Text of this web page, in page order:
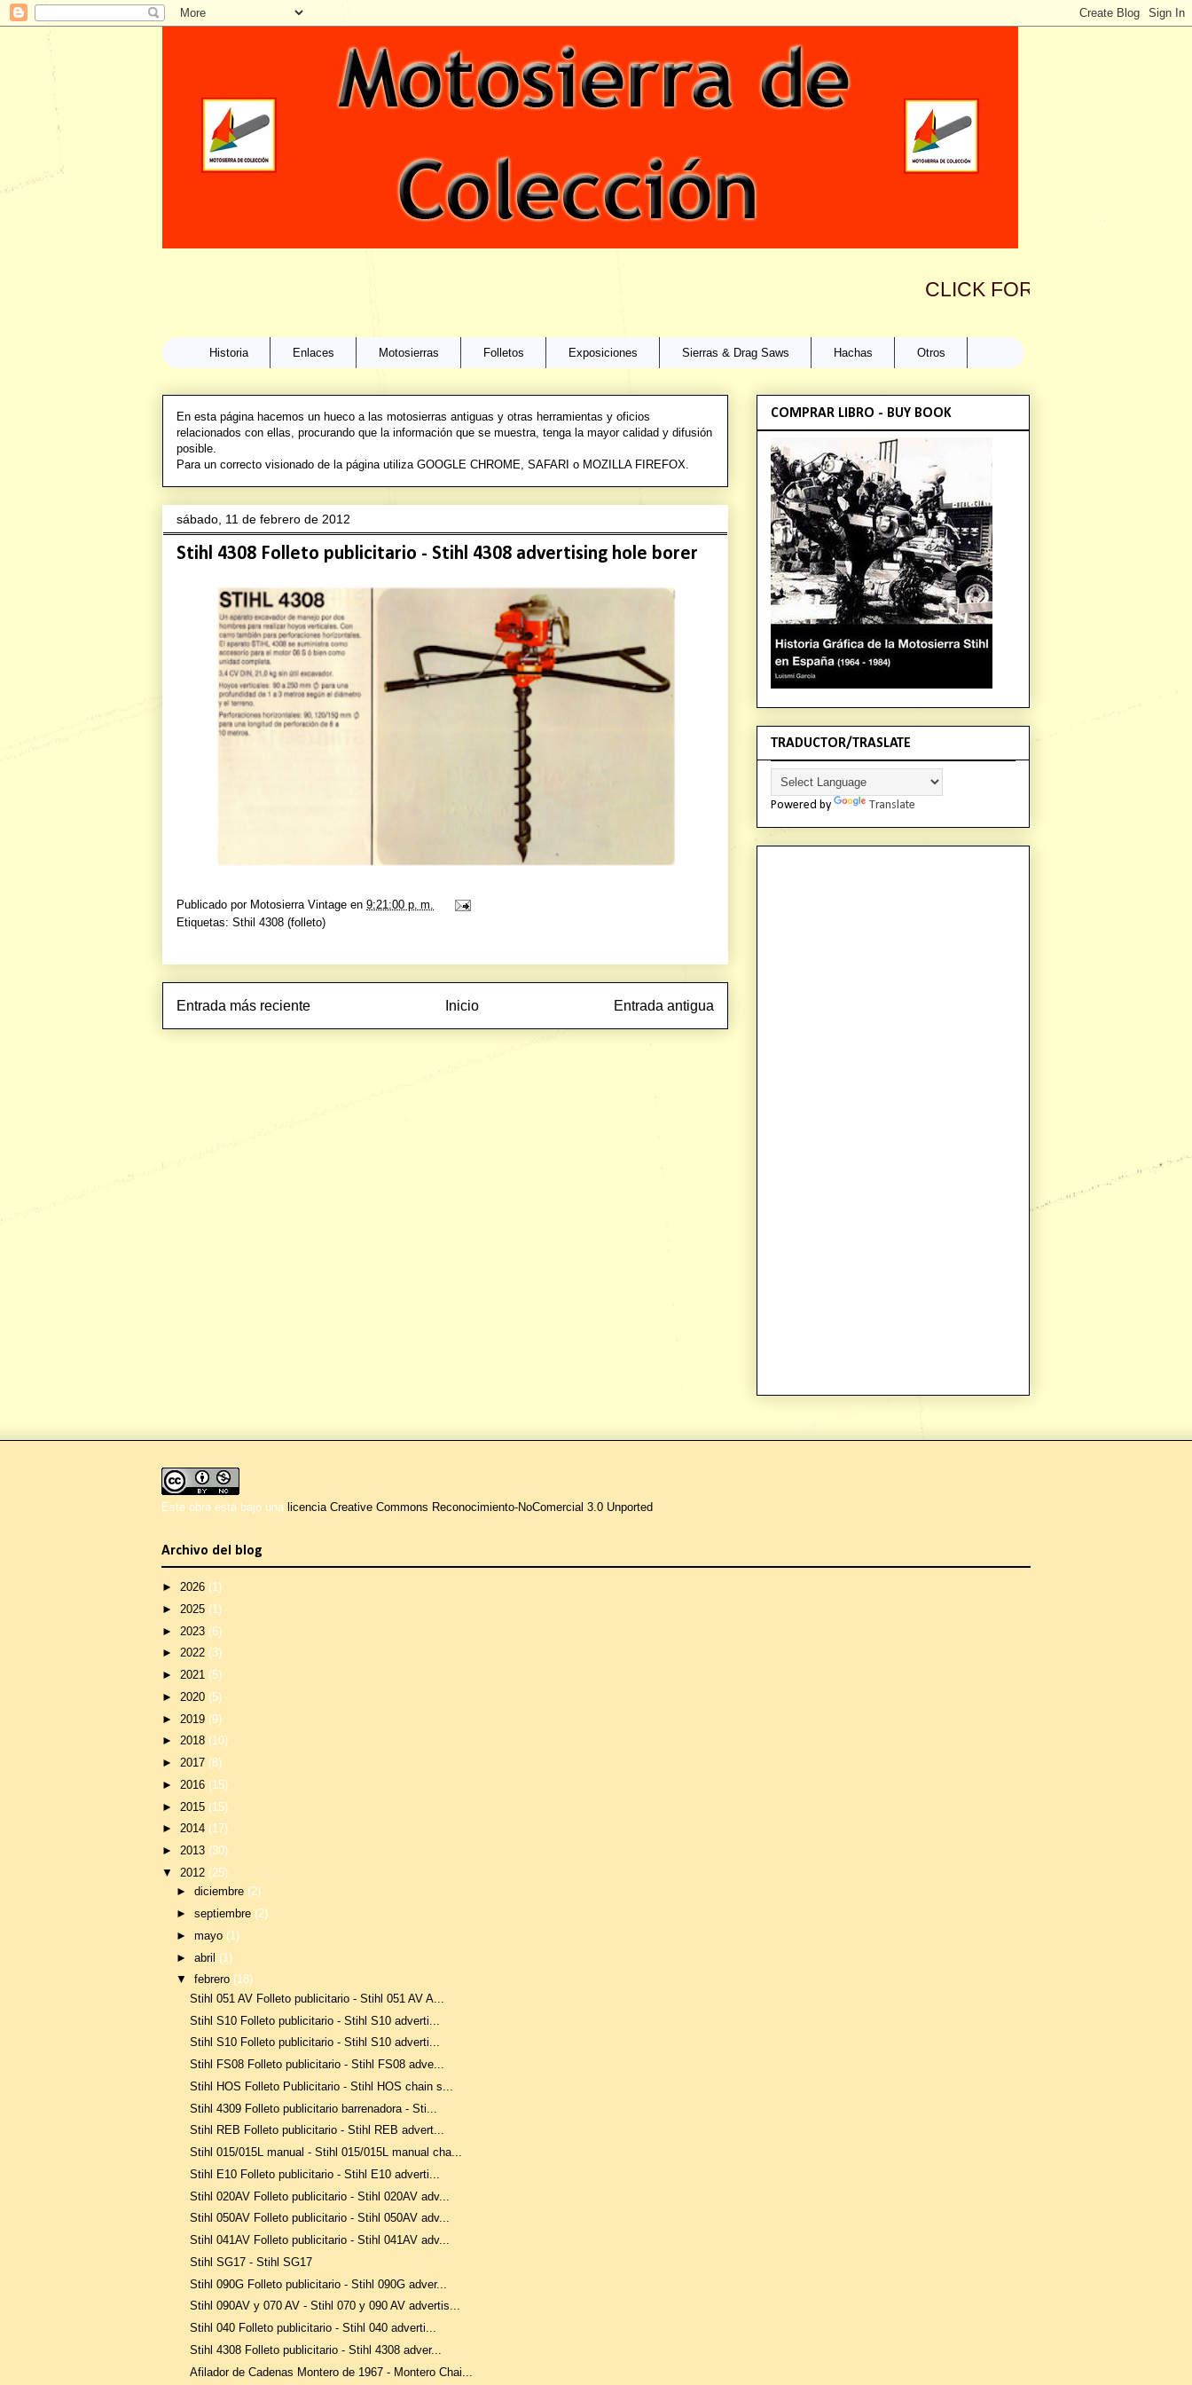
CLICK FOR MAIL TO:
Historia Enlaces Motosierras Folletos Exposiciones Sierras & Drag Saws Hachas Otros
En esta página hacemos un hueco a las motosierras antiguas y otras herramientas y oficios
relacionados con ellas, procurando que la información que se muestra, tenga la mayor calidad y difusión
posible.
Para un correcto visionado de la página utiliza GOOGLE CHROME, SAFARI o MOZILLA FIREFOX.
sábado, 11 de febrero de 2012
Stihl 4308 Folleto publicitario - Stihl 4308 advertising hole borer
Publicado por Motosierra Vintage en 9:21:00 p. m.
Etiquetas: Sthil 4308 (folleto)
Entrada más reciente Entrada antigua
Inicio
COMPRAR LIBRO - BUY BOOK
TRADUCTOR/TRASLATE
Powered by Translate
Este obra está bajo una licencia Creative Commons Reconocimiento-NoComercial 3.0 Unported.
Archivo del blog
► 2026 (1)
► 2025 (1)
► 2023 (6)
► 2022 (3)
► 2021 (5)
► 2020 (5)
► 2019 (9)
► 2018 (10)
► 2017 (8)
► 2016 (15)
► 2015 (15)
► 2014 (17)
► 2013 (30)
▼ 2012 (25)
► diciembre (2)
► septiembre (2)
► mayo (1)
► abril (1)
▼ febrero (18)
Stihl 051 AV Folleto publicitario - Stihl 051 AV A...
Stihl S10 Folleto publicitario - Stihl S10 adverti...
Stihl S10 Folleto publicitario - Stihl S10 adverti...
Stihl FS08 Folleto publicitario - Stihl FS08 adve...
Stihl HOS Folleto Publicitario - Stihl HOS chain s...
Stihl 4309 Folleto publicitario barrenadora - Sti...
Stihl REB Folleto publicitario - Stihl REB advert...
Stihl 015/015L manual - Stihl 015/015L manual cha...
Stihl E10 Folleto publicitario - Stihl E10 adverti...
Stihl 020AV Folleto publicitario - Stihl 020AV adv...
Stihl 050AV Folleto publicitario - Stihl 050AV adv...
Stihl 041AV Folleto publicitario - Stihl 041AV adv...
Stihl SG17 - Stihl SG17
Stihl 090G Folleto publicitario - Stihl 090G adver...
Stihl 090AV y 070 AV - Stihl 070 y 090 AV advertis...
Stihl 040 Folleto publicitario - Stihl 040 adverti...
Stihl 4308 Folleto publicitario - Stihl 4308 adver...
Afilador de Cadenas Montero de 1967 - Montero Chai...